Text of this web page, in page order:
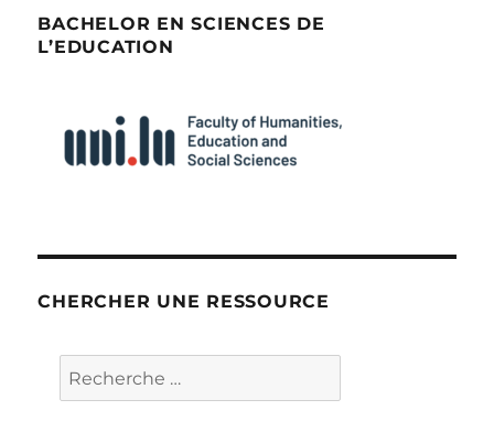
BACHELOR EN SCIENCES DE
L’EDUCATION
CHERCHER UNE RESSOURCE